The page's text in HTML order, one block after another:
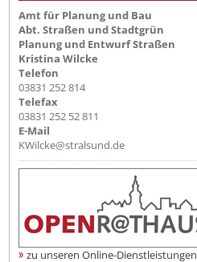
Amt für Planung und Bau
Abt. Straßen und Stadtgrün
Planung und Entwurf Straßen
Kristina Wilcke
Telefon
03831 252 814
Telefax
03831 252 52 811
E-Mail
KWilcke@stralsund.de
zu unseren Online-Dienstleistungen